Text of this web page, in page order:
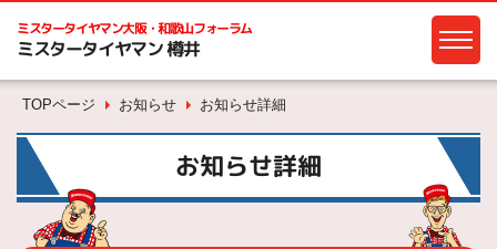
ミスタータイヤマン大阪・和歌山フォーラム
ミスタータイヤマン 樽井
TOPページ お知らせ お知らせ詳細
お知らせ詳細